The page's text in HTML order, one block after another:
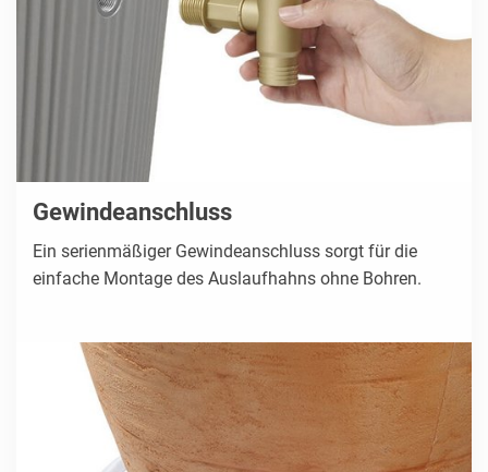
Gewindeanschluss
Ein serienmäßiger Gewindeanschluss sorgt für die
einfache Montage des Auslaufhahns ohne Bohren.